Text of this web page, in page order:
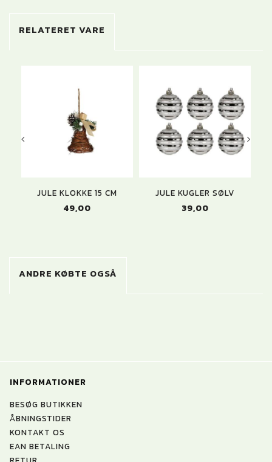
RELATERET VARE
JULE KLOKKE 15 CM
49,00
JULE KUGLER SØLV
39,00
ANDRE KØBTE OGSÅ
INFORMATIONER
BESØG BUTIKKEN
ÅBNINGSTIDER
KONTAKT OS
EAN BETALING